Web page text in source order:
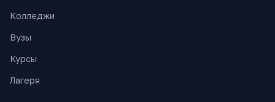
Колледжи
Вузы
Курсы
Лагеря